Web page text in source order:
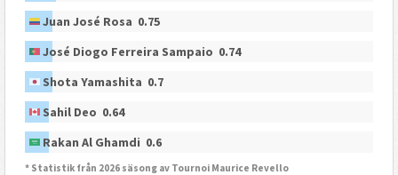
Juan José Rosa 0.75
José Diogo Ferreira Sampaio 0.74
Shota Yamashita 0.7
Sahil Deo 0.64
Rakan Al Ghamdi 0.6
* Statistik från 2026 säsong av Tournoi Maurice Revello